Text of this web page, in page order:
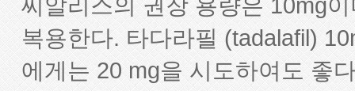
복용한다. 타다라필 (tadalafil)
에게는 20 mg을 시도하여도 좋